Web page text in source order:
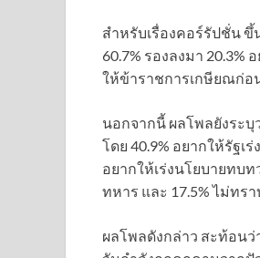
สำหรับเรื่องคอร์รัปชั่น ขึ้
60.7% รองลงมา
ให้ข้าราชการเกษียณก่อ
นอกจากนี้ ผลโพลยังระ
โดย 40.9% อยากให้รัฐเ
อยากให้เร่งนโยบายทบ
ทหาร และ 17.5% ไม่ทร
ผลโพลดังกล่าว สะท้อน